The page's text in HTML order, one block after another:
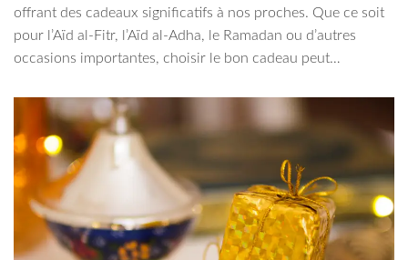
offrant des cadeaux significatifs à nos proches. Que ce soit
pour l’Aïd al-Fitr, l’Aïd al-Adha, le Ramadan ou d’autres
occasions importantes, choisir le bon cadeau peut…